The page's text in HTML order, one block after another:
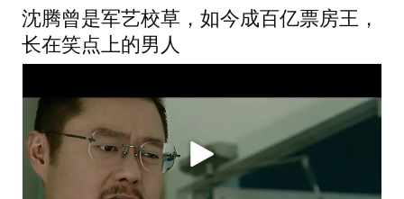
沈腾曾是军艺校草，如今成百亿票房王，
长在笑点上的男人